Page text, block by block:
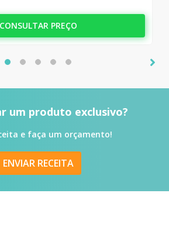
CONSULTAR PREÇO
um produto exclusivo?
e faça um orçamento!
ENVIAR RECEITA